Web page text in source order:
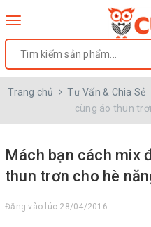
Toggle
Trang chủ Tư Vấn & Chia Sẻ
cùng áo thun
Mách bạn cách mix
thun trơn cho hè
Đăng vào lúc 28/04/2016